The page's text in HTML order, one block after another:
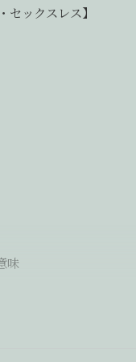
セックスレス】
味